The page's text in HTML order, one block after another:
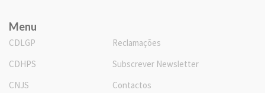
Menu
CDLGP
CDHPS
CNJS
Reclamações
Subscrever Newsletter
Contactos